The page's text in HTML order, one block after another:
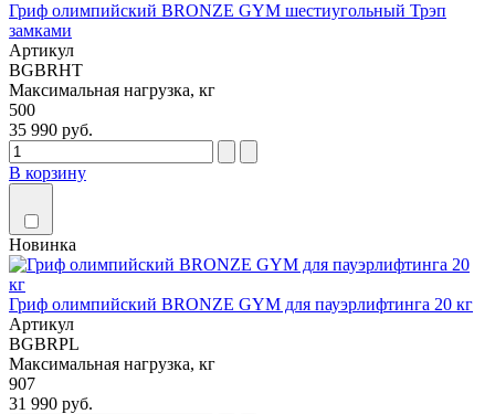
Гриф олимпийский BRONZE GYM шестиугольный Трэп
замками
Артикул
BGBRHT
Максимальная нагрузка, кг
500
35 990 руб.
В корзину
Новинка
Гриф олимпийский BRONZE GYM для пауэрлифтинга 20 кг
Артикул
BGBRPL
Максимальная нагрузка, кг
907
31 990 руб.